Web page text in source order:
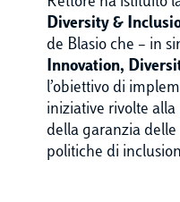
Diversity &
de Blasio che – in
Innovation,
l’obiettivo di
iniziative rivolte
della garanzia
politiche di